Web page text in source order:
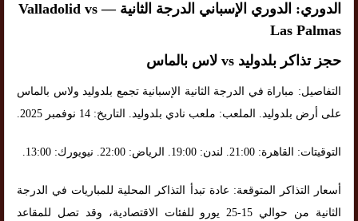
الدوري: الدوري الإسباني الدرجة الثانية — Valladolid vs
Las Palmas
حجز تذاكر بلدوليد vs لاس بالماس
التفاصيل: مباراة في الدرجة الثانية الإسبانية تجمع بلدوليد ولاس بالماس
على أرض بلدوليد. الملعب: ملعب نادي بلدوليد. التاريخ: 14 نوفمبر 2025.
التوقيتات: القاهرة: 21:00. لندن: 19:00. الرياض: 22:00. نيويورك: 13:00.
أسعار التذاكر المتوقعة: عادة تبدأ التذاكر المحلية للمباريات في الدرجة
الثانية من حوالي 15-25 يورو للفئات الاقتصادية، وقد تصل للمقاعد